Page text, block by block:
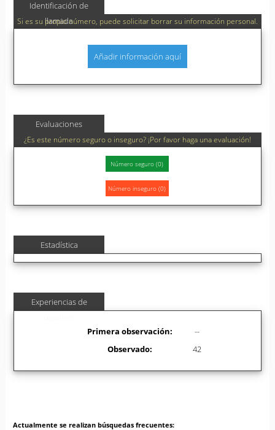
Identificación de
llamada
Si es su propio número, puede solicitar borrar su información personal.
Añadir información aquí
Evaluaciones
¿Es este número seguro o inseguro? ¡Por favor haga una evaluación!
Estadística
Experiencias de
Primera observación:
--
Observado:
42
Actualmente se realizan búsquedas frecuentes: